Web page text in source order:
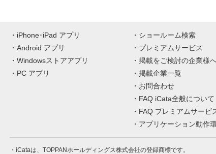
iPhone･iPad アプリ
Android アプリ
Windowsストアアプリ
PC アプリ
ショールーム検索
プレミアムサービス
掲載をご検討の企業様
掲載企業一覧
お問合わせ
FAQ iCata全般について
FAQ プレミアムサービ
アプリケーション動作
iCataは、TOPPANホールディングス株式会社の登録商標です。